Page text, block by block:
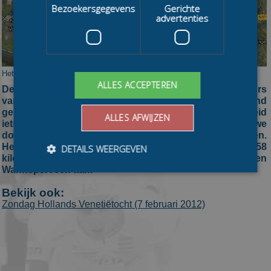
Het parcours van de Hollands Venetiëtocht 2012 (bron: Afstandmeten.nl)
De organiserende IJsclub Giethoorn heeft het parcours
van de 14e Hollands Venetiëtocht vandaag bekend
gemaakt. Het peloton wijkt zondag vanwege de veiligheid
iets af van het traditionele traject en zal de nauwe
dorpsgracht van Giethoorn met smalle bruggetjes mijden.
Het totale parcours in de natuur rond Giethoorn meet 58
kilometer en doet tevens Blokzijl, Sint Jansklooster en
Wanneperveen aan.
Bekijk ook:
Zondag Hollands Venetiëtocht (7 februari 2012)
Bezoekersgegevens
Gerichte
advertenties
ALLES ACCEPTEREN
ALLES AFWIJZEN
DETAILS WEERGEVEN